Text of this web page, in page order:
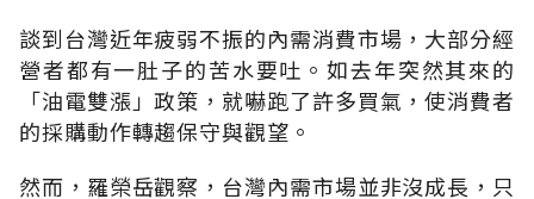
談到台灣近年疲弱不振的內需消費市場，大部分經
營者都有一肚子的苦水要吐。如去年突然其來的
「油電雙漲」政策，就嚇跑了許多買氣，使消費者
的採購動作轉趨保守與觀望。
然而，羅榮岳觀察，台灣內需市場並非沒成長，只